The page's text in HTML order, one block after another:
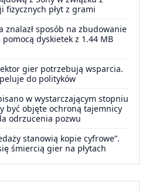
fizycznych płyt z grami
znalazł sposób na zbudowanie
dyskietek z 1.44 MB
gier potrzebują wsparcia.
do polityków
w wystarczającym stopniu
być objęte ochroną tajemnicy
odrzucenia pozwu
stanowią kopie cyfrowe”.
śmiercią gier na płytach